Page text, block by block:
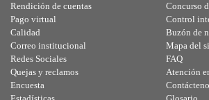
Rendición de cuentas
Pago virtual
Calidad
Concurso
Control
Buzón de
Correo institucional
Redes Sociales
Quejas y reclamos
Encuesta
Mapa del
FAQ
Atención